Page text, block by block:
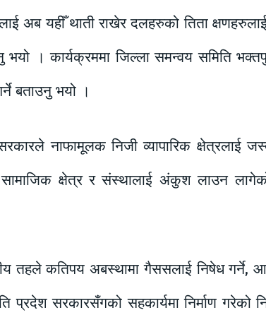
अब यहीँ थाती राखेर दलहरुको तिता
भयो । कार्यक्रममा जिल्ला समन्वय समिति
बताउनु भयो ।
नाफामूलक निजी व्यापारिक क्षेत्रलाई
सामाजिक क्षेत्र र संस्थालाई अंकुश लाउन
तहले कतिपय अबस्थामा गैससलाई निषेध
प्रदेश सरकारसँगको सहकार्यमा निर्माण गरेको